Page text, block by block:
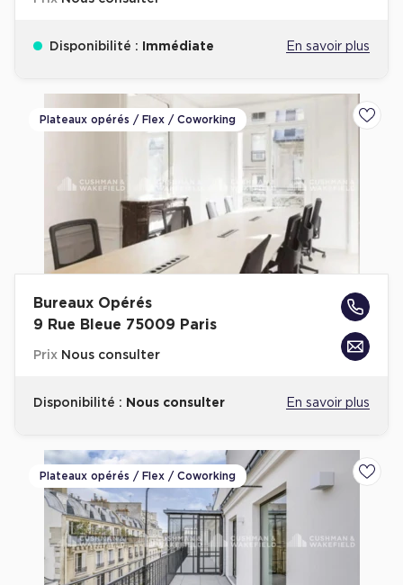
Disponibilité : Immédiate En savoir plus
Plateaux opérés / Flex / Coworking
Bureaux Opérés
9 Rue Bleue 75009 Paris
Prix Nous consulter
Disponibilité : Nous consulter En savoir plus
Plateaux opérés / Flex / Coworking